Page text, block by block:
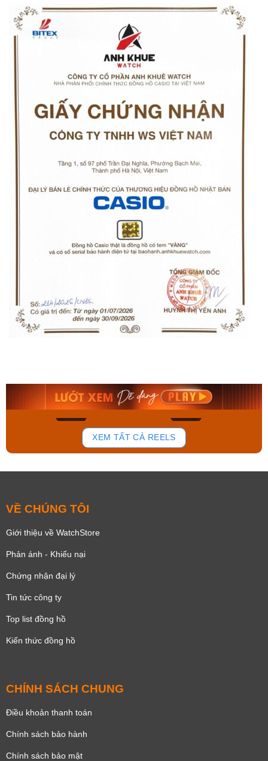
148
Mua ngay Mua ngay
XEM TẤT CẢ REELS
VỀ CHÚNG TÔI
Giới thiệu về WatchStore
Phản ánh - Khiếu nại
Chứng nhận đại lý
Tin tức công ty
Top list đồng hồ
Kiến thức đồng hồ
CHÍNH SÁCH CHUNG
Điều khoản thanh toán
Chính sách bảo hành
Chính sách bảo mật